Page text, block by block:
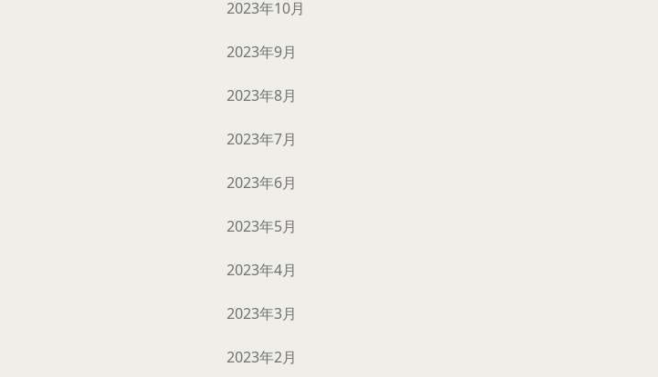
2023年10月
2023年9月
2023年8月
2023年7月
2023年6月
2023年5月
2023年4月
2023年3月
2023年2月